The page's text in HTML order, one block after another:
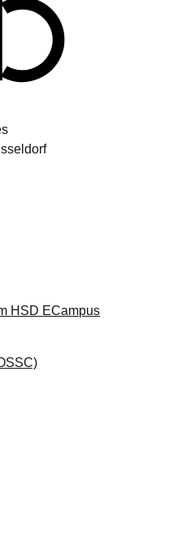
HSD ECampus